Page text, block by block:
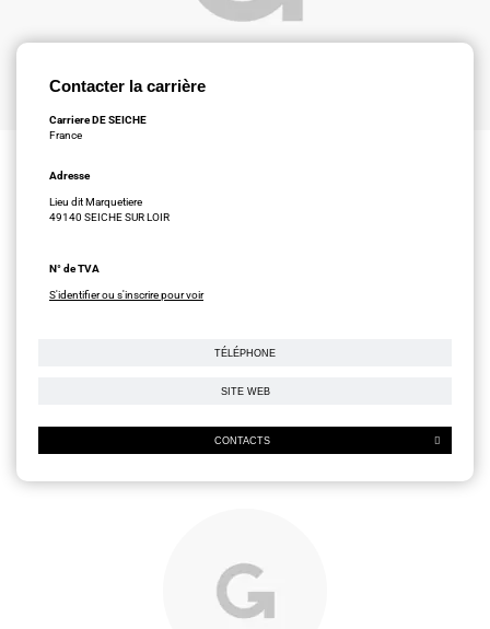
Contacter la carrière
Carriere DE SEICHE
France
Adresse
Lieu dit Marquetiere
49140 SEICHE SUR LOIR
N° de TVA
S'identifier ou s'inscrire pour voir
TÉLÉPHONE
SITE WEB
CONTACTS